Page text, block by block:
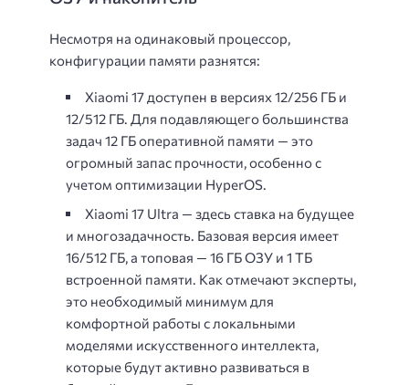
Несмотря на одинаковый процессор,
конфигурации памяти разнятся:
Xiaomi 17 доступен в версиях 12/256 ГБ и
12/512 ГБ. Для подавляющего большинства
задач 12 ГБ оперативной памяти — это
огромный запас прочности, особенно с
учетом оптимизации HyperOS.
Xiaomi 17 Ultra — здесь ставка на будущее
и многозадачность. Базовая версия имеет
16/512 ГБ, а топовая — 16 ГБ ОЗУ и 1 ТБ
встроенной памяти. Как отмечают эксперты,
это необходимый минимум для
комфортной работы с локальными
моделями искусственного интеллекта,
которые будут активно развиваться в